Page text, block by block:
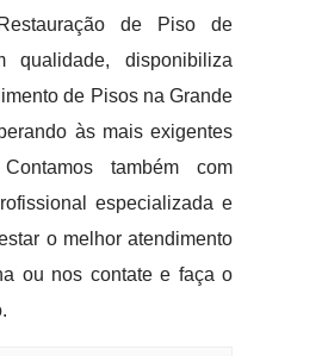
de Piso de
qualidade, disponibiliza
de Pisos na Grande
às mais exigentes
Contamos também com
especializada e
o melhor atendimento
ou nos contate e faça o